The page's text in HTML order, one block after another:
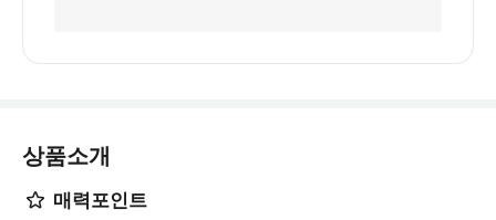
상품소개
매력포인트